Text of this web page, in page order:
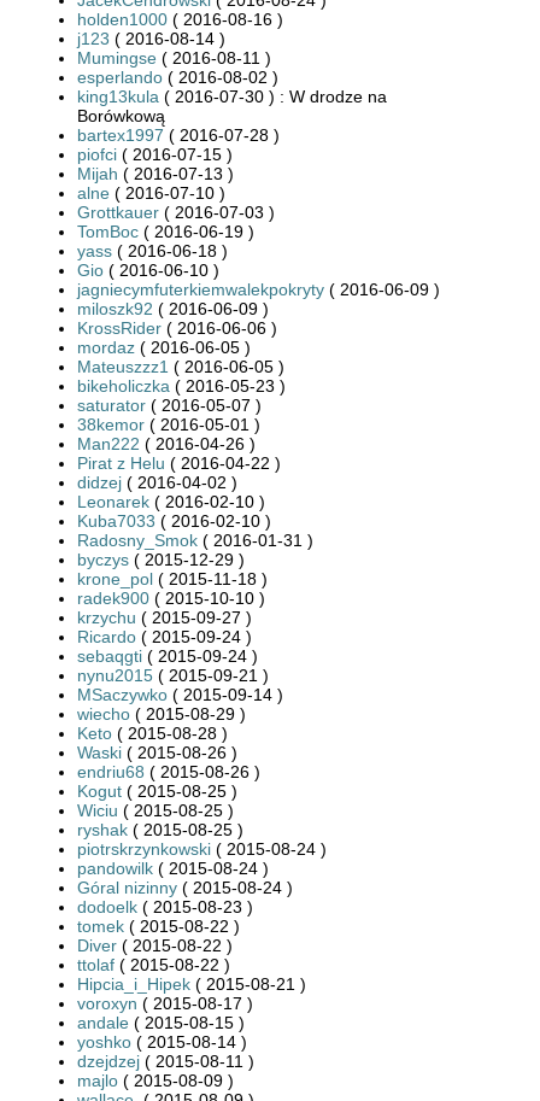
holden1000 ( 2016-08-16 )
j123 ( 2016-08-14 )
Mumingse ( 2016-08-11 )
esperlando ( 2016-08-02 )
king13kula ( 2016-07-30 ) : W drodze na
Borówkową
bartex1997 ( 2016-07-28 )
piofci ( 2016-07-15 )
Mijah ( 2016-07-13 )
alne ( 2016-07-10 )
Grottkauer ( 2016-07-03 )
TomBoc ( 2016-06-19 )
yass ( 2016-06-18 )
Gio ( 2016-06-10 )
jagniecymfuterkiemwalekpokryty ( 2016-06-09 )
miloszk92 ( 2016-06-09 )
KrossRider ( 2016-06-06 )
mordaz ( 2016-06-05 )
Mateuszzz1 ( 2016-06-05 )
bikeholiczka ( 2016-05-23 )
saturator ( 2016-05-07 )
38kemor ( 2016-05-01 )
Man222 ( 2016-04-26 )
Pirat z Helu ( 2016-04-22 )
didzej ( 2016-04-02 )
Leonarek ( 2016-02-10 )
Kuba7033 ( 2016-02-10 )
Radosny_Smok ( 2016-01-31 )
byczys ( 2015-12-29 )
krone_pol ( 2015-11-18 )
radek900 ( 2015-10-10 )
krzychu ( 2015-09-27 )
Ricardo ( 2015-09-24 )
sebaqgti ( 2015-09-24 )
nynu2015 ( 2015-09-21 )
MSaczywko ( 2015-09-14 )
wiecho ( 2015-08-29 )
Keto ( 2015-08-28 )
Waski ( 2015-08-26 )
endriu68 ( 2015-08-26 )
Kogut ( 2015-08-25 )
Wiciu ( 2015-08-25 )
ryshak ( 2015-08-25 )
piotrskrzynkowski ( 2015-08-24 )
pandowilk ( 2015-08-24 )
Góral nizinny ( 2015-08-24 )
dodoelk ( 2015-08-23 )
tomek ( 2015-08-22 )
Diver ( 2015-08-22 )
ttolaf ( 2015-08-22 )
Hipcia_i_Hipek ( 2015-08-21 )
voroxyn ( 2015-08-17 )
andale ( 2015-08-15 )
yoshko ( 2015-08-14 )
dzejdzej ( 2015-08-11 )
majlo ( 2015-08-09 )